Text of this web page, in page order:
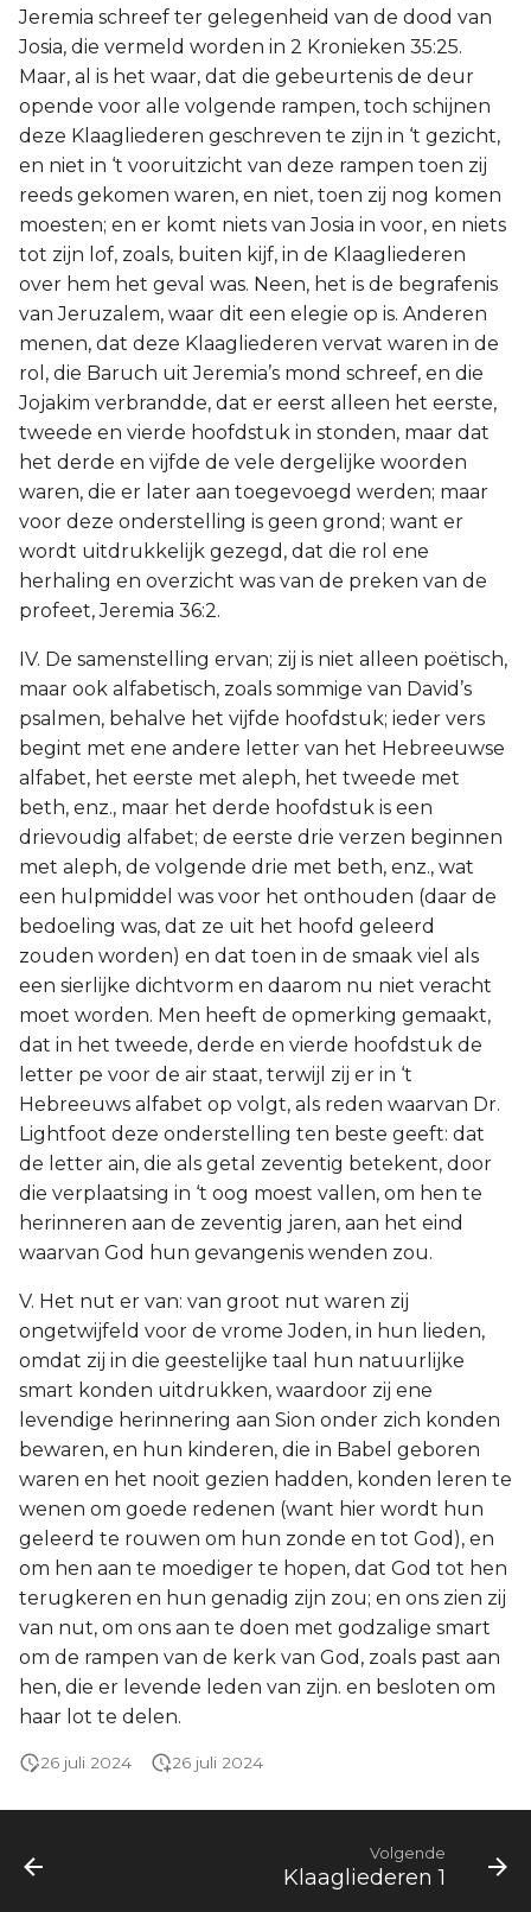
Jeremia schreef ter gelegenheid van de dood van
Josia, die vermeld worden in 2 Kronieken 35:25.
Maar, al is het waar, dat die gebeurtenis de deur
opende voor alle volgende rampen, toch schijnen
deze Klaagliederen geschreven te zijn in ‘t gezicht,
en niet in ‘t vooruitzicht van deze rampen toen zij
reeds gekomen waren, en niet, toen zij nog komen
moesten; en er komt niets van Josia in voor, en niets
tot zijn lof, zoals, buiten kijf, in de Klaagliederen
over hem het geval was. Neen, het is de begrafenis
van Jeruzalem, waar dit een elegie op is. Anderen
menen, dat deze Klaagliederen vervat waren in de
rol, die Baruch uit Jeremia’s mond schreef, en die
Jojakim verbrandde, dat er eerst alleen het eerste,
tweede en vierde hoofdstuk in stonden, maar dat
het derde en vijfde de vele dergelijke woorden
waren, die er later aan toegevoegd werden; maar
voor deze onderstelling is geen grond; want er
wordt uitdrukkelijk gezegd, dat die rol ene
herhaling en overzicht was van de preken van de
profeet, Jeremia 36:2.
IV. De samenstelling ervan; zij is niet alleen poëtisch,
maar ook alfabetisch, zoals sommige van David’s
psalmen, behalve het vijfde hoofdstuk; ieder vers
begint met ene andere letter van het Hebreeuwse
alfabet, het eerste met aleph, het tweede met
beth, enz., maar het derde hoofdstuk is een
drievoudig alfabet; de eerste drie verzen beginnen
met aleph, de volgende drie met beth, enz., wat
een hulpmiddel was voor het onthouden (daar de
bedoeling was, dat ze uit het hoofd geleerd
zouden worden) en dat toen in de smaak viel als
een sierlijke dichtvorm en daarom nu niet veracht
moet worden. Men heeft de opmerking gemaakt,
dat in het tweede, derde en vierde hoofdstuk de
letter pe voor de air staat, terwijl zij er in ‘t
Hebreeuws alfabet op volgt, als reden waarvan Dr.
Lightfoot deze onderstelling ten beste geeft: dat
de letter ain, die als getal zeventig betekent, door
die verplaatsing in ‘t oog moest vallen, om hen te
herinneren aan de zeventig jaren, aan het eind
waarvan God hun gevangenis wenden zou.
V. Het nut er van: van groot nut waren zij
ongetwijfeld voor de vrome Joden, in hun lieden,
omdat zij in die geestelijke taal hun natuurlijke
smart konden uitdrukken, waardoor zij ene
levendige herinnering aan Sion onder zich konden
bewaren, en hun kinderen, die in Babel geboren
waren en het nooit gezien hadden, konden leren te
wenen om goede redenen (want hier wordt hun
geleerd te rouwen om hun zonde en tot God), en
om hen aan te moediger te hopen, dat God tot hen
terugkeren en hun genadig zijn zou; en ons zien zij
van nut, om ons aan te doen met godzalige smart
om de rampen van de kerk van God, zoals past aan
hen, die er levende leden van zijn. en besloten om
haar lot te delen.
26 juli 2024 26 juli 2024
Volgende
Klaagliederen 1